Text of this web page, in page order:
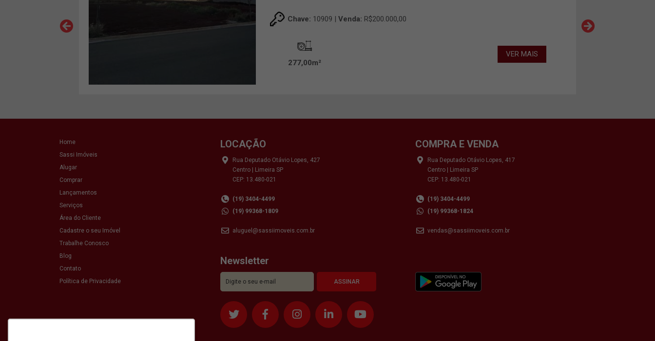
Chave: 10909 |Venda: R$200.000,00
277,00m²
VER MAIS
Home
Sassi Imóveis
Alugar
Comprar
Lançamentos
Serviços
Área do Cliente
Cadastre o seu Imóvel
Trabalhe Conosco
Blog
Contato
Política de Privacidade
LOCAÇÃO
Rua Deputado Otávio Lopes, 427
Centro | Limeira SP
CEP: 13.480-021
(19) 3404-4499
(19) 99368-1809
aluguel@sassiimoveis.com.br
COMPRA E VENDA
Rua Deputado Otávio Lopes, 417
Centro | Limeira SP
CEP: 13.480-021
(19) 3404-4499
(19) 99368-1824
vendas@sassiimoveis.com.br
Newsletter